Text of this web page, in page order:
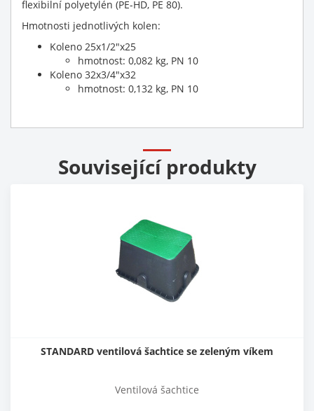
flexibilní polyetylén (PE-HD, PE 80).
Hmotnosti jednotlivých kolen:
Koleno 25x1/2"x25
hmotnost: 0,082 kg, PN 10
Koleno 32x3/4"x32
hmotnost: 0,132 kg, PN 10
Související produkty
STANDARD ventilová šachtice se zeleným víkem
Ventilová šachtice